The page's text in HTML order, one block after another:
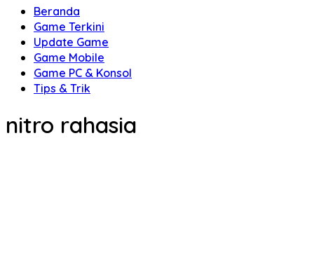
Beranda
Game Terkini
Update Game
Game Mobile
Game PC & Konsol
Tips & Trik
nitro rahasia